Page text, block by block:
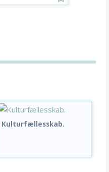
Kulturfællesskab.